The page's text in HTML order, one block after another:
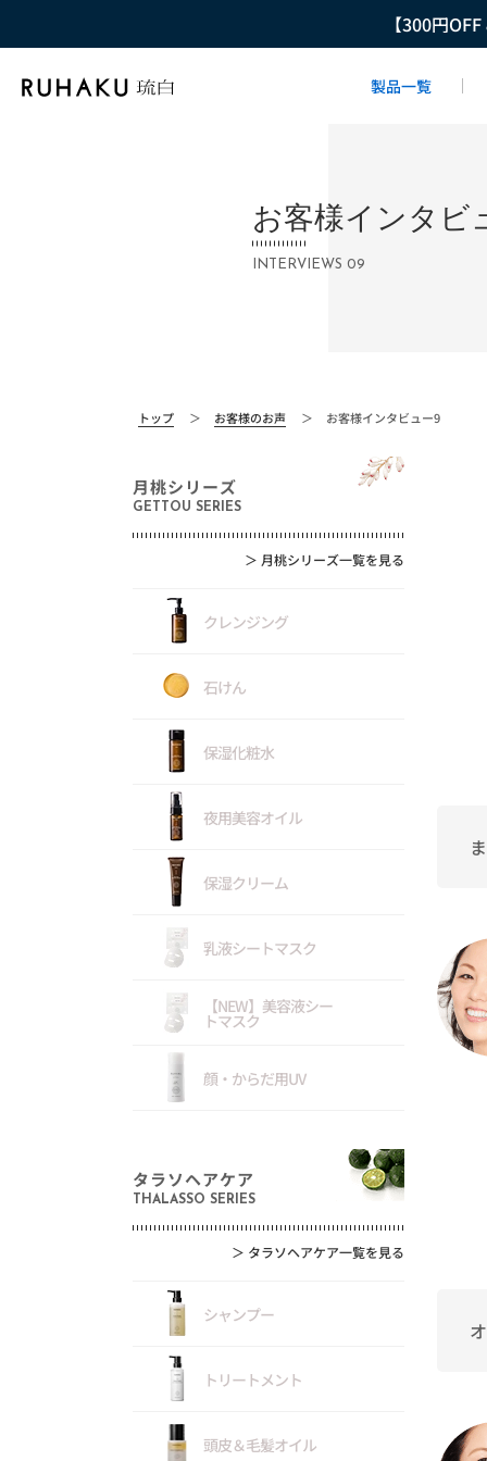
【300円
製品一覧
お客様インタビ
INTERVIEWS 09
トップ ＞ お客様のお声 ＞ お客様インタビュー9
月桃シリーズ
GETTOU SERIES
＞ 月桃シリーズ一覧を見る
クレンジング
石けん
保湿化粧水
夜用美容オイル
保湿クリーム
乳液シートマスク
【NEW】美容液シー
トマスク
顔・からだ用UV
タラソヘアケア
THALASSO SERIES
＞ タラソヘアケア一覧を見る
シャンプー
トリートメント
頭皮＆毛髪オイル